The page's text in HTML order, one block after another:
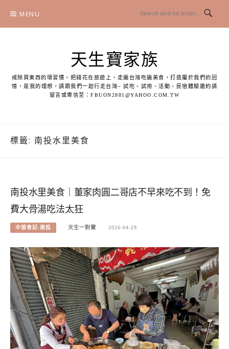
content
MENU
天生寶家族
戒除買東西的壞習慣，把錢花在旅遊上，走遍台灣吃遍美食，打造屬於我們的回
憶，是我的理想，請跟我們一起行走台灣~ 試吃、試用、活動、民宿體驗邀約請
留言或寄信至：FBUON2881@YAHOO.COM.TW
標籤: 南投水里美食
南投水里美食｜董家肉圓二哥店不早來吃不到！免
費大骨湯吃法太狂
中部食記-南投 天生一對寶 2026-04-29